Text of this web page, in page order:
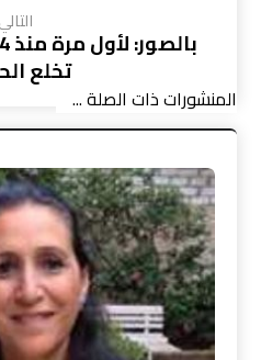
التالي
تخلع
المنشورات ذات الصلة ...